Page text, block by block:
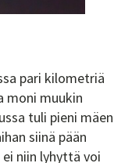
pari kilometriä
moni muukin
tuli pieni mäen
siinä pään
niin lyhyttä voi